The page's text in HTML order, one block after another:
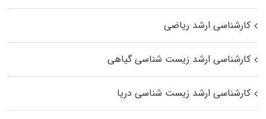
کارشناسی ارشد ریاضی
کارشناسی ارشد زیست‌ شناسی گیاهی
کارشناسی ارشد زیست‌ شناسی دریا